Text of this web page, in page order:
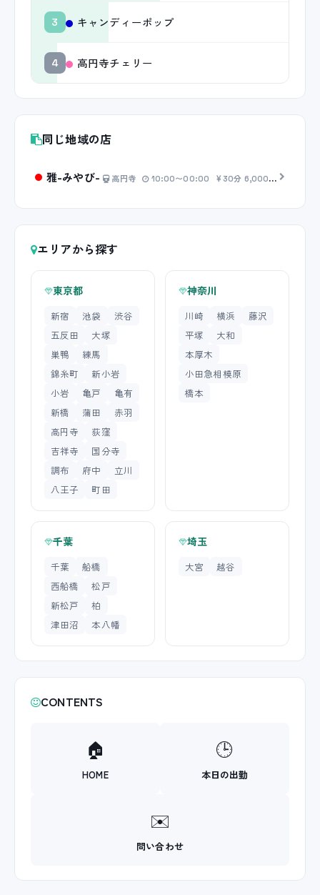
3 キャンディーポップ
4 高円寺チェリー
同じ地域の店
雅-みやび- 高円寺 10:00〜00:00 30分 6,000円〜
エリアから探す
東京都
新宿 池袋
渋谷
五反田
大塚
巣鴨
練馬
錦糸町
新小岩
小岩
亀戸
亀有
新橋
蒲田
赤羽
高円寺
荻窪
吉祥寺
国分寺
調布
府中
立川
八王子
町田
神奈川
川崎 横浜
藤沢
平塚
大和
本厚木
小田急相模原
橋本
千葉
千葉
船橋
西船橋
松戸
新松戸
柏
津田沼
本八幡
埼玉
大宮 越谷
CONTENTS
🏠
HOME
🕒
本日の出勤
✉️
問い合わせ